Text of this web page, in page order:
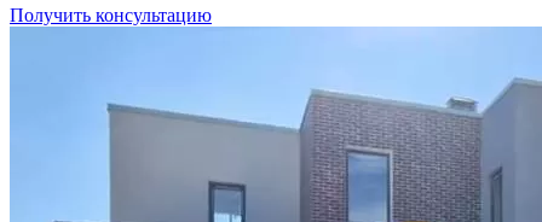
Получить консультацию